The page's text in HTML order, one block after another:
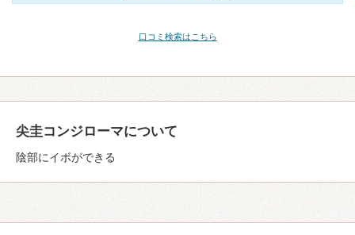
口コミ検索はこちら
尖圭コンジローマについて
陰部にイボができる